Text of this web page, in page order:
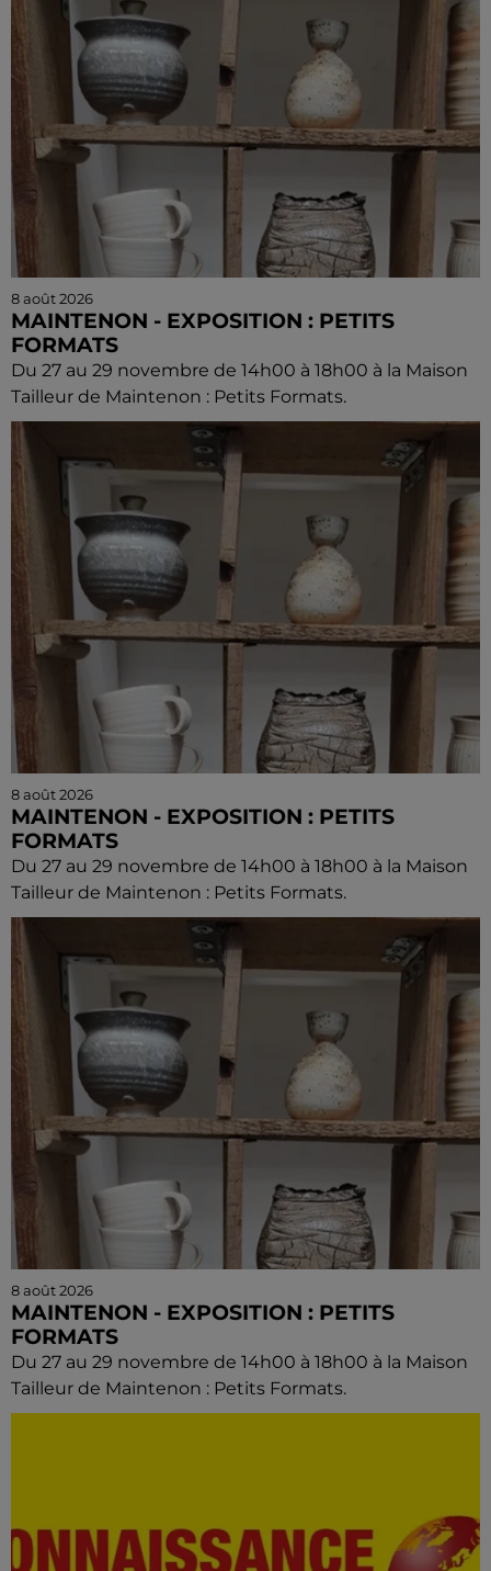
8 août 2026
MAINTENON - EXPOSITION : PETITS
FORMATS
Du 27 au 29 novembre de 14h00 à 18h00 à la Maison
Tailleur de Maintenon : Petits Formats.
8 août 2026
MAINTENON - EXPOSITION : PETITS
FORMATS
Du 27 au 29 novembre de 14h00 à 18h00 à la Maison
Tailleur de Maintenon : Petits Formats.
8 août 2026
MAINTENON - EXPOSITION : PETITS
FORMATS
Du 27 au 29 novembre de 14h00 à 18h00 à la Maison
Tailleur de Maintenon : Petits Formats.